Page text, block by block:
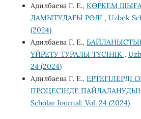
Адилбаева Г. Е., КӨРКЕМ
ДАМЫТУДАҒЫ РӨЛІ , Uzbek
(2024)
Адилбаева Г. Е.,
ҮЙРЕТУ ТУРАЛЫ ТҮСІНІК ,
24 (2024)
Адилбаева Г. Е., ЕРТЕГІЛЕРДІ
ПРОЦЕСІНДЕ
Scholar Journal: Vol. 24 (2024)